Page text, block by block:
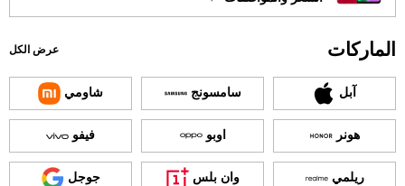
الماركات عرض الكل
آبل سامسونج شاومي
هونر اوبو فيفو
ريلمي وان بلس جوجل